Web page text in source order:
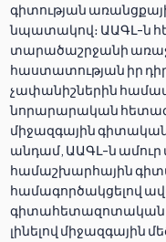
գիտության
նպատակով։ ԱԱԳԼ-ն
տարածաշրջանի
հաստատության իր
չափանիշներին
նորարարական
միջազգային
անդամ, ԱԱԳԼ-ն ամուր
համաշխարհային
համագործակցելով
գիտահետազոտական
լինելով միջազգային